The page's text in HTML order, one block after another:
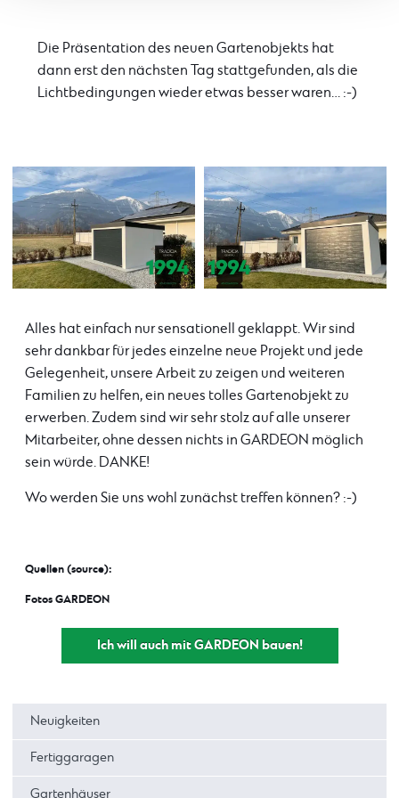
Die Präsentation des neuen Gartenobjekts hat
dann erst den nächsten Tag stattgefunden, als die
Lichtbedingungen wieder etwas besser waren… :-)
Alles hat einfach nur sensationell geklappt. Wir sind
sehr dankbar für jedes einzelne neue Projekt und jede
Gelegenheit, unsere Arbeit zu zeigen und weiteren
Familien zu helfen, ein neues tolles Gartenobjekt zu
erwerben. Zudem sind wir sehr stolz auf alle unserer
Mitarbeiter, ohne dessen nichts in GARDEON möglich
sein würde. DANKE!
Wo werden Sie uns wohl zunächst treffen können? :-)
Quellen (source):
Fotos GARDEON
Ich will auch mit GARDEON bauen!
Neuigkeiten
Fertiggaragen
Gartenhäuser